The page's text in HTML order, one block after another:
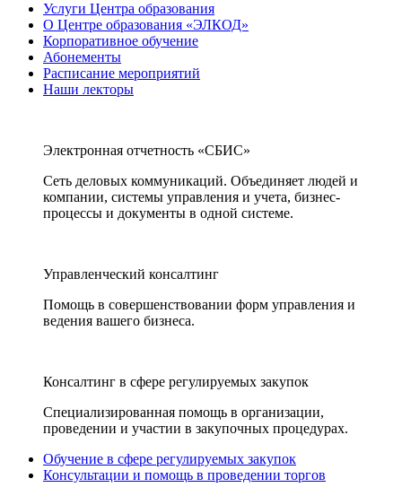
Услуги Центра образования
О Центре образования «ЭЛКОД»
Корпоративное обучение
Абонементы
Расписание мероприятий
Наши лекторы
Электронная отчетность «СБИС»
Сеть деловых коммуникаций. Объединяет людей и
компании, системы управления и учета, бизнес-
процессы и документы в одной системе.
Управленческий консалтинг
Помощь в совершенствовании форм управления и
ведения вашего бизнеса.
Консалтинг в сфере регулируемых закупок
Специализированная помощь в организации,
проведении и участии в закупочных процедурах.
Обучение в сфере регулируемых закупок
Консультации и помощь в проведении торгов